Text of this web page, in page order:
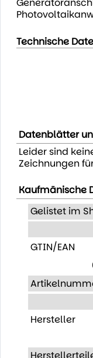
Technische
Datenblätter
Leider sind
Zeichnungen
Kaufmänische
Gelistet im
GTIN/EAN
Hersteller